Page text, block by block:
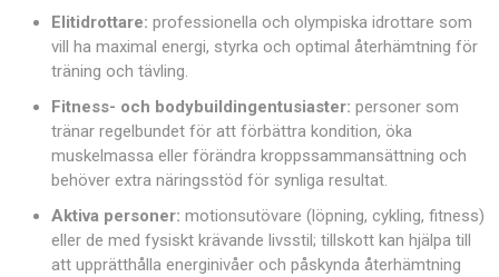
Elitidrottare: professionella och olympiska idrottare som
vill ha maximal energi, styrka och optimal återhämtning för
träning och tävling.
Fitness- och bodybuildingentusiaster: personer som
tränar regelbundet för att förbättra kondition, öka
muskelmassa eller förändra kroppssammansättning och
behöver extra näringsstöd för synliga resultat.
Aktiva personer: motionsutövare (löpning, cykling, fitness)
eller de med fysiskt krävande livsstil; tillskott kan hjälpa till
att upprätthålla energinivåer och påskynda återhämtning